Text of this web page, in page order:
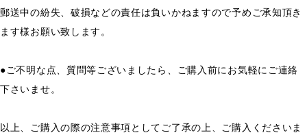
郵送中の紛失、破損などの責任は負いかねますので予めご承知頂き
ます様お願い致します。
●ご不明な点、質問等ございましたら、ご購入前にお気軽にご連絡
下さいませ。
以上、ご購入の際の注意事項としてご了承の上、ご購入くださいま